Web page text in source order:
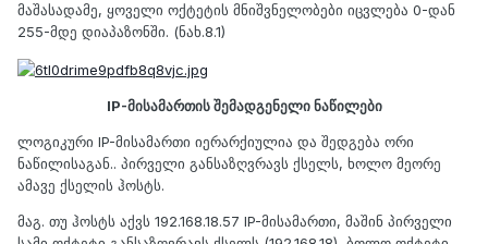
მაშასადამე, ყოველი ოქტეტის მნიშვნელობები იცვლება 0-დან
255-მდე დიაპაზონში. (ნახ.8.1)
IP-მისამართის შემადგენელი ნაწილები
ლოგიკური IP-მისამართი იერარქიულია და შედგება ორი
ნაწილისაგან.. პირველი განსაზღვრავს ქსელს, ხოლო მეორე
ამავე ქსელის ჰოსტს.
მაგ. თუ ჰოსტს აქვს 192.168.18.57 IP-მისამართი, მაშინ პირველი